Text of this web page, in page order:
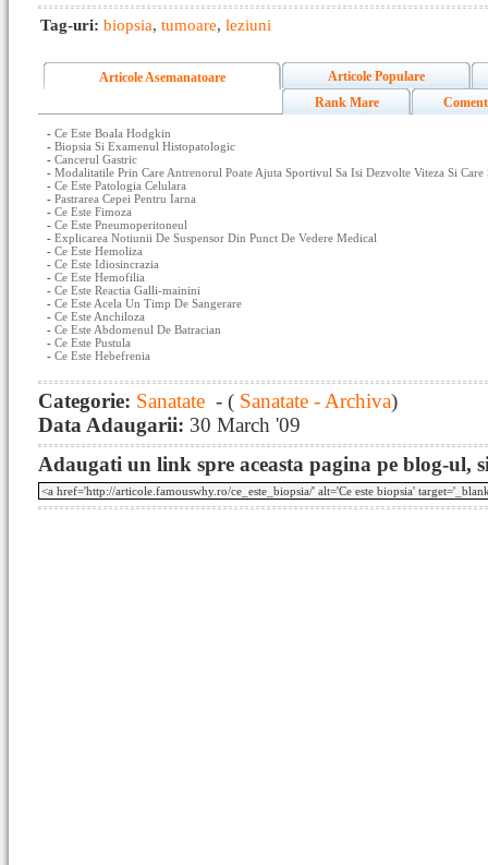
Tag-uri: biopsia, tumoare, leziuni
Articole Asemanatoare
Articole Populare
Rank Mare
- Ce Este Boala Hodgkin
- Biopsia Si Examenul Histopatologic
- Cancerul Gastric
- Modalitatile Prin Care Antrenorul Poate Ajuta Sportivul Sa Isi Dezvolte Viteza Si
- Ce Este Patologia Celulara
- Pastrarea Cepei Pentru Iarna
- Ce Este Fimoza
- Ce Este Pneumoperitoneul
- Explicarea Notiunii De Suspensor Din Punct De Vedere Medical
- Ce Este Hemoliza
- Ce Este Idiosincrazia
- Ce Este Hemofilia
- Ce Este Reactia Galli-mainini
- Ce Este Acela Un Timp De Sangerare
- Ce Este Anchiloza
- Ce Este Abdomenul De Batracian
- Ce Este Pustula
- Ce Este Hebefrenia
Categorie: Sanatate - ( Sanatate - Archiva)
Data Adaugarii: 30 March '09
Adaugati un link spre aceasta pagina pe blog-ul,